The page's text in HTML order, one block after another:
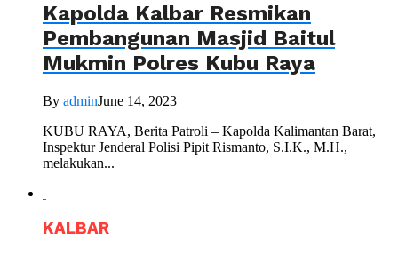
Kapolda Kalbar Resmikan
Pembangunan Masjid Baitul
Mukmin Polres Kubu Raya
By adminJune 14, 2023
KUBU RAYA, Berita Patroli – Kapolda Kalimantan Barat,
Inspektur Jenderal Polisi Pipit Rismanto, S.I.K., M.H.,
melakukan...
KALBAR